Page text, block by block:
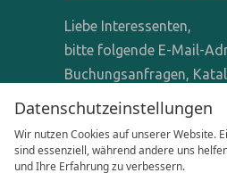
Datenschutzeinstellungen
Wir nutzen Cookies auf unserer Website.
sind essenziell, während andere uns
und Ihre Erfahrung zu verbessern.
Liebe Interessenten,
bitte folgende E-Mail-
Buchungsanfragen,
verwenden - wir sind
Anfragen dieser Art bitte
entsprechenden Hotels